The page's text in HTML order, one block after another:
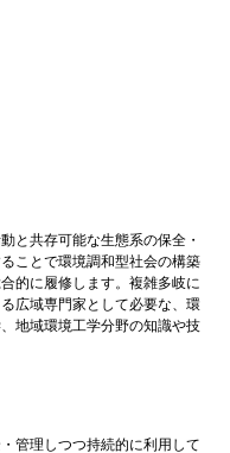
と共存可能な生態系の保全・
ことで環境調和型社会の構築
的に履修します。複雑多岐に
広域専門家として必要な、環
地域環境工学分野の知識や技
管理しつつ持続的に利用して